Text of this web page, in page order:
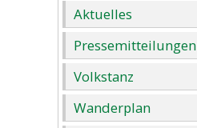
Aktuelles
Pressemitteilungen
Volkstanz
Wanderplan